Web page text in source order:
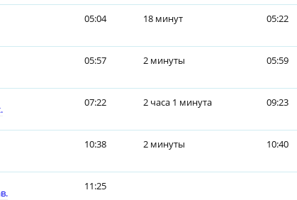
05:04 18 минут 05:22
05:57 2 минуты 05:59
07:22 2 часа 1 минута 09:23
10:38 2 минуты 10:40
11:25